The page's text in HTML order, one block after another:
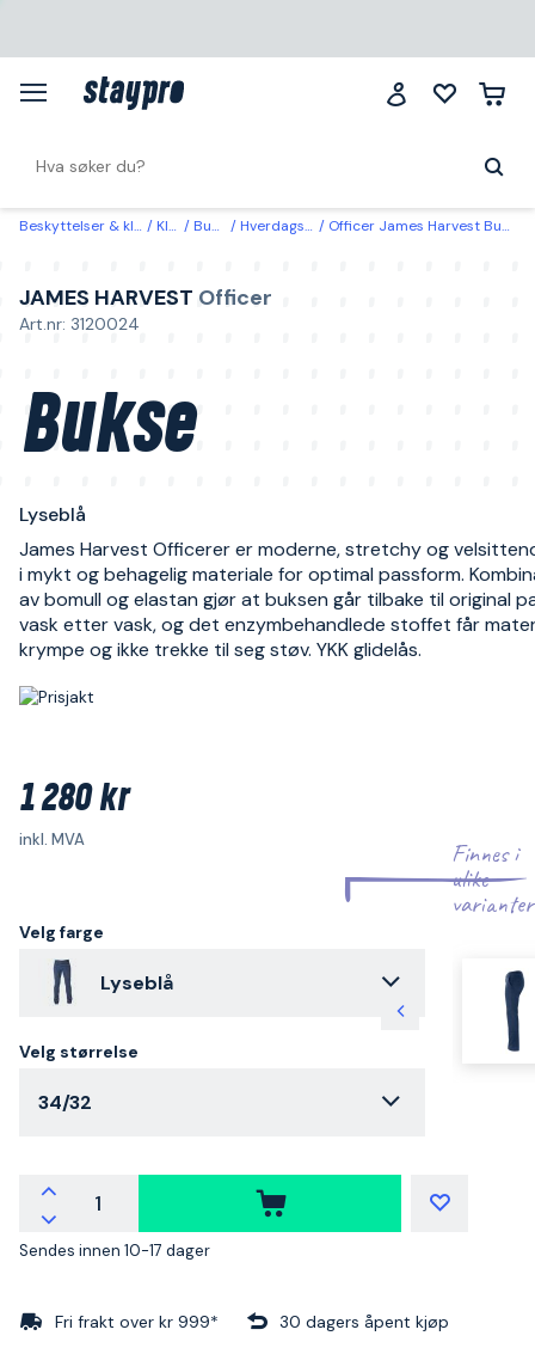
Beskyttelser & klær Klær Bukser Hverdagsbukser Officer James Harvest Bukse Lyseblå Lyseblå
JAMES HARVEST Officer
Art.nr: 3120024
Bukse
Lyseblå
James Harvest Officerer er moderne, stretchy og
i mykt og behagelig materiale for optimal passform.
av bomull og elastan gjør at buksen går tilbake til original
vask etter vask, og det enzymbehandlede stoffet får
krympe og ikke trekke til seg støv. YKK glidelås.
1 280 kr
inkl. MVA
Finnes i
ulike
varianter
Velg farge
Lyseblå
Velg størrelse
34/32
Sendes innen 10-17 dager
Fri frakt over kr 999* 30 dagers åpent kjøp